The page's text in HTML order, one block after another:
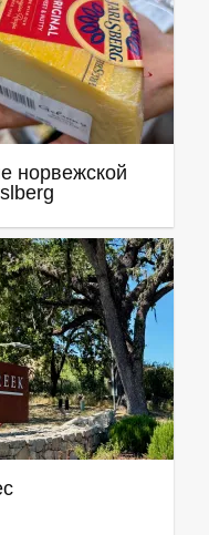
норвежской